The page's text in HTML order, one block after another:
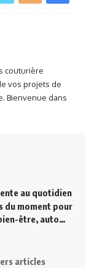
couturière
vos projets de
Bienvenue dans
au quotidien
du moment pour
être, auto…
articles